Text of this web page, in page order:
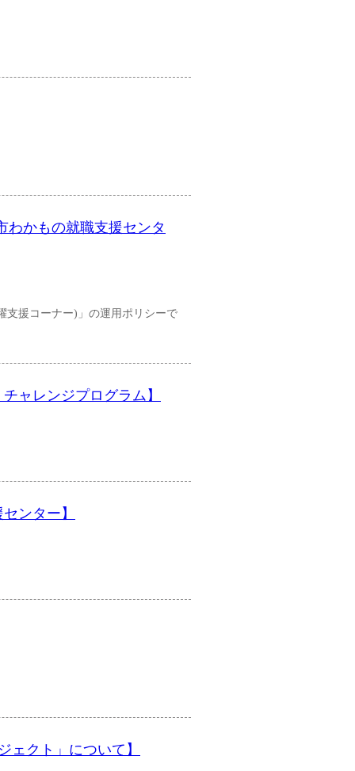
わかもの就職支援センタ
援コーナー)」の運用ポリシーで
ャレンジプログラム】
ンター】
ェクト」について】